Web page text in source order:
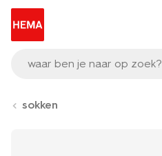
waar ben je naar op zoek?
sokken